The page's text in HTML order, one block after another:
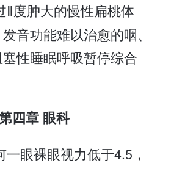
Ⅱ度肿大的慢性扁桃体
音功能难以治愈的咽、
性睡眠呼吸暂停综合
四章 眼科
一眼裸眼视力低于4.5，